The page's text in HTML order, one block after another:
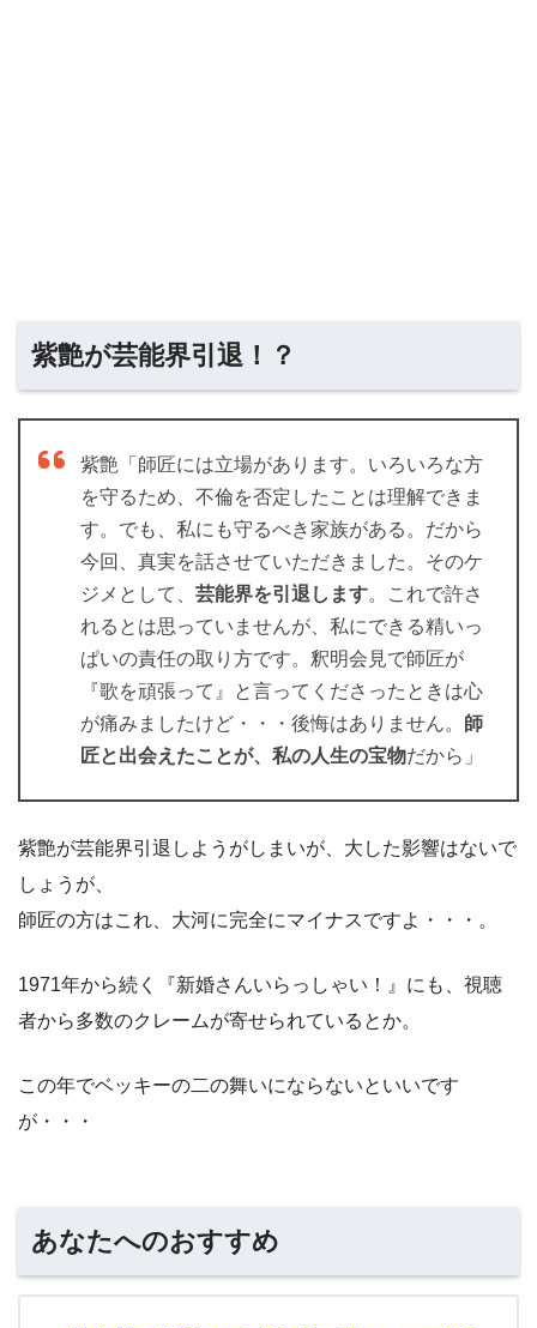
紫艶が芸能界引退！？
紫艶「師匠には立場があります。いろいろな方
を守るため、不倫を否定したことは理解できま
す。でも、私にも守るべき家族がある。だから
今回、真実を話させていただきました。そのケ
ジメとして、 芸能界を引退します。これで許さ
れるとは思っていませんが、私にできる精いっ
ぱいの責任の取り方です。釈明会見で師匠が
『歌を頑張って』と言ってくださったときは心
が痛みましたけど・・・後悔はありません。 師
匠と出会えたことが、私の人生の宝物だから」
紫艶が芸能界引退しようがしまいが、大した影響はないで
しょうが、
師匠の方はこれ、大河に完全にマイナスですよ・・・。
1971年から続く『新婚さんいらっしゃい！』にも、視聴
者から多数のクレームが寄せられているとか。
この年でベッキーの二の舞いにならないといいです
が・・・
あなたへのおすすめ